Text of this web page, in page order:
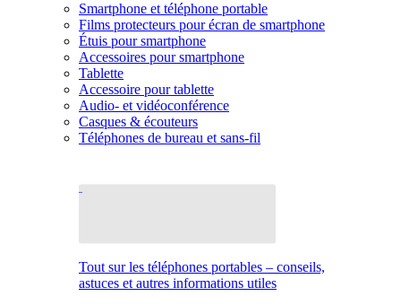
Smartphone et téléphone portable
Films protecteurs pour écran de smartphone
Étuis pour smartphone
Accessoires pour smartphone
Tablette
Accessoire pour tablette
Audio- et vidéoconférence
Casques & écouteurs
Téléphones de bureau et sans-fil
Tout sur les téléphones portables – conseils,
astuces et autres informations utiles